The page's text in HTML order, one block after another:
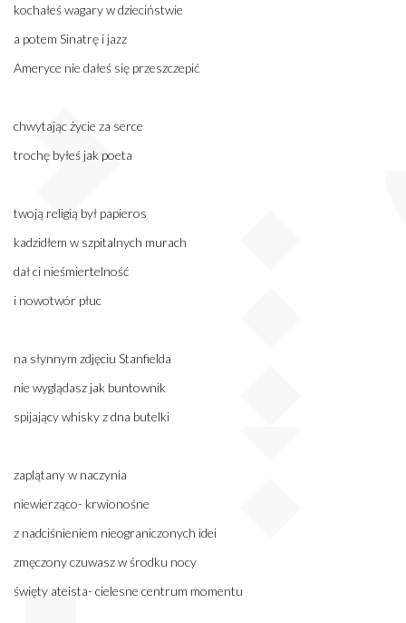
kochałeś wagary w dzieciństwie
a potem Sinatrę i jazz
Ameryce nie dałeś się przeszczepić
chwytając życie za serce
trochę byłeś jak poeta
twoją religią był papieros
kadzidłem w szpitalnych murach
dał ci nieśmiertelność
i nowotwór płuc
na słynnym zdjęciu Stanfielda
nie wyglądasz jak buntownik
spijający whisky z dna butelki
zaplątany w naczynia
niewierząco- krwionośne
z nadciśnieniem nieograniczonych idei
zmęczony czuwasz w środku nocy
święty ateista- cielesne centrum momentu